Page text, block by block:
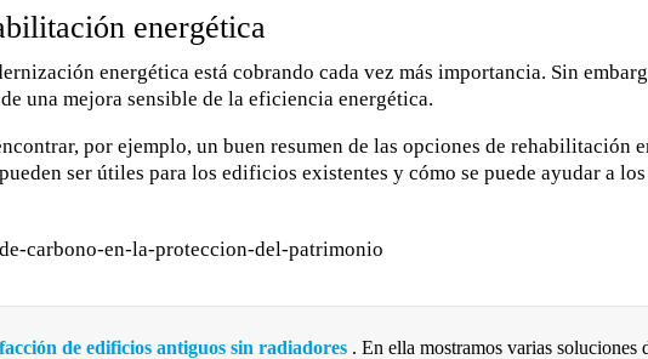
energética
energética está cobrando cada vez más importancia. Sin
una mejora sensible de la eficiencia energética.
por ejemplo, un buen resumen de las opciones de rehabilitación
ser útiles para los edificios existentes y cómo se puede ayudar a
de edificios antiguos sin radiadores . En ella mostramos varias soluciones